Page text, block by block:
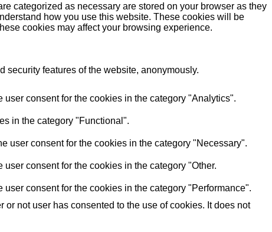
categorized as necessary are stored on your browser as they
how you use this website. These cookies will be
cookies may affect your browsing experience.
security features of the website, anonymously.
consent for the cookies in the category "Analytics".
in the category "Functional".
user consent for the cookies in the category "Necessary".
consent for the cookies in the category "Other.
consent for the cookies in the category "Performance".
not user has consented to the use of cookies. It does not